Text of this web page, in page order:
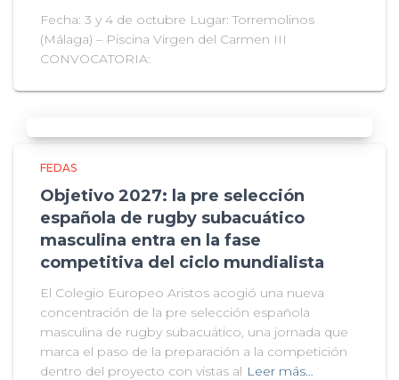
Fecha: 3 y 4 de octubre Lugar: Torremolinos
(Málaga) – Piscina Virgen del Carmen III
CONVOCATORIA:
FEDAS
Objetivo 2027: la pre selección
española de rugby subacuático
masculina entra en la fase
competitiva del ciclo mundialista
El Colegio Europeo Aristos acogió una nueva
concentración de la pre selección española
masculina de rugby subacuático, una jornada que
marca el paso de la preparación a la competición
dentro del proyecto con vistas al Leer más…